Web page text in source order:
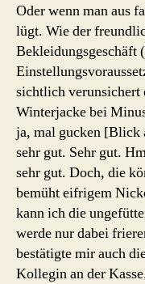
Oder wenn man aus
lügt. Wie der
Bekleidungsgeschäft
sichtlich verunsichert
Winterjacke bei
ja, mal gucken [Blick
sehr gut. Sehr gut.
sehr gut. Doch, die
bemüht eifrigem
kann ich die
werde nur dabei
bestätigte mir auch
Kollegin an der